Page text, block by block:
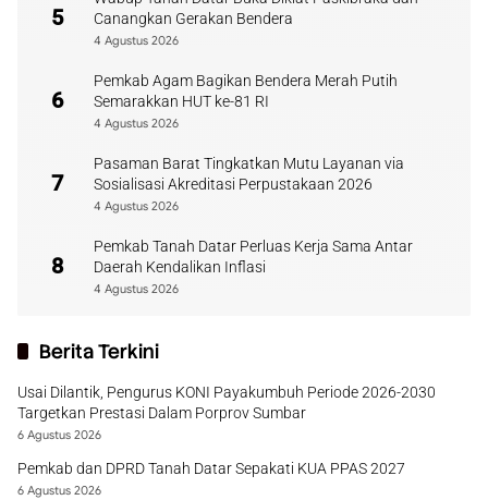
5
Canangkan Gerakan Bendera
4 Agustus 2026
6
Pemkab Agam Bagikan Bendera Merah Putih
Semarakkan HUT ke-81 RI
4 Agustus 2026
7
Pasaman Barat Tingkatkan Mutu Layanan via
Sosialisasi Akreditasi Perpustakaan 2026
4 Agustus 2026
8
Pemkab Tanah Datar Perluas Kerja Sama Antar
Daerah Kendalikan Inflasi
4 Agustus 2026
Berita Terkini
Usai Dilantik, Pengurus KONI Payakumbuh Periode 2026-2030
Targetkan Prestasi Dalam Porprov Sumbar
6 Agustus 2026
Pemkab dan DPRD Tanah Datar Sepakati KUA PPAS 2027
6 Agustus 2026